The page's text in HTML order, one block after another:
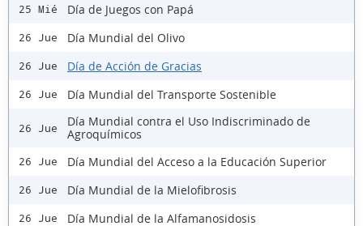
25 Mié Día de Juegos con Papá
26 Jue Día Mundial del Olivo
26 Jue Día de Acción de Gracias
26 Jue Día Mundial del Transporte Sostenible
26 Jue
Día Mundial contra el Uso Indiscriminado de
Agroquímicos
26 Jue Día Mundial del Acceso a la Educación Superior
26 Jue Día Mundial de la Mielofibrosis
26 Jue Día Mundial de la Alfamanosidosis